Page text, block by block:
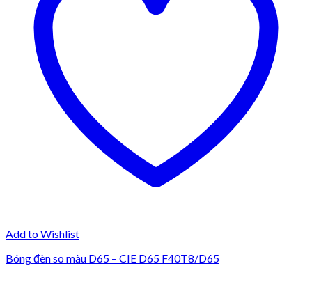
Add to Wishlist
Bóng đèn so màu D65 – CIE D65 F40T8/D65